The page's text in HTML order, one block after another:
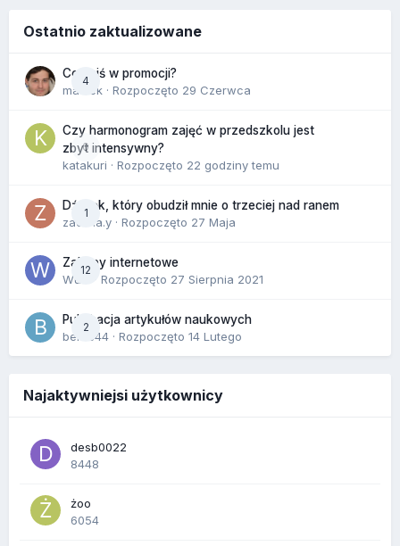
Ostatnio zaktualizowane
4
Co dziś w promocji?
maciek · Rozpoczęto 29 Czerwca
0
Czy harmonogram zajęć w przedszkolu jest
zbyt intensywny?
katakuri · Rozpoczęto 22 godziny temu
1
Dźwięk, który obudził mnie o trzeciej nad ranem
zackr.a.y · Rozpoczęto 27 Maja
12
Zakupy internetowe
Wula
· Rozpoczęto 27 Sierpnia 2021
2
Publikacja artykułów naukowych
berus44 · Rozpoczęto 14 Lutego
Najaktywniejsi użytkownicy
desb0022
8448
żoo
6054